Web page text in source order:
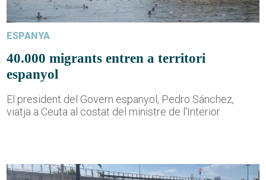
ESPANYA
40.000 migrants entren a territori
espanyol
El president del Govern espanyol, Pedro Sánchez,
viatja a Ceuta al costat del ministre de l'Interior